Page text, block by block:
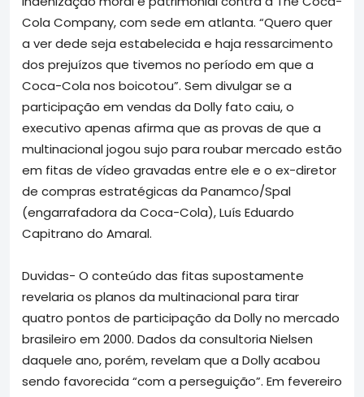
Cola Company, com sede em atlanta. “Quero quer
a ver dede seja estabelecida e haja ressarcimento
dos prejuízos que tivemos no período em que a
Coca-Cola nos boicotou”. Sem divulgar se a
participação em vendas da Dolly fato caiu, o
executivo apenas afirma que as provas de que a
multinacional jogou sujo para roubar mercado estão
em fitas de vídeo gravadas entre ele e o ex-diretor
de compras estratégicas da Panamco/Spal
(engarrafadora da Coca-Cola), Luís Eduardo
Capitrano do Amaral.
Duvidas- O conteúdo das fitas supostamente
revelaria os planos da multinacional para tirar
quatro pontos de participação da Dolly no mercado
brasileiro em 2000. Dados da consultoria Nielsen
daquele ano, porém, revelam que a Dolly acabou
sendo favorecida “com a perseguição”. Em fevereiro